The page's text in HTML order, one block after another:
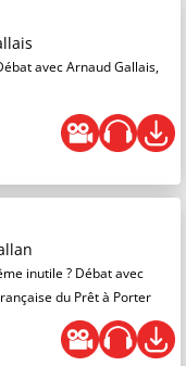
avec Arnaud Gallais,
inutile ? Débat avec
du Prêt à Porter